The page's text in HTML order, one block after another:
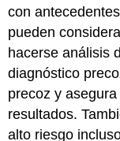
con
pueden
hacerse análisis
diagnóstico
precoz y
resultados.
alto riesgo